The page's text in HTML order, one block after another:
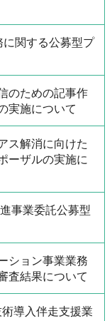
関する公募型プ
のための記事作
実施について
ス解消に向けた
ーザルの実施に
事業委託公募型
ション事業業務
査結果について
導入伴走支援業